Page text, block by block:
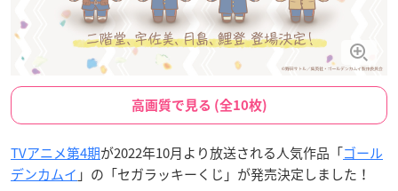
高画質で見る (全10枚)
TVアニメ第4期が2022年10月より放送される人気作品「ゴール
デンカムイ 」の「セガラッキーくじ」が発売決定しました！